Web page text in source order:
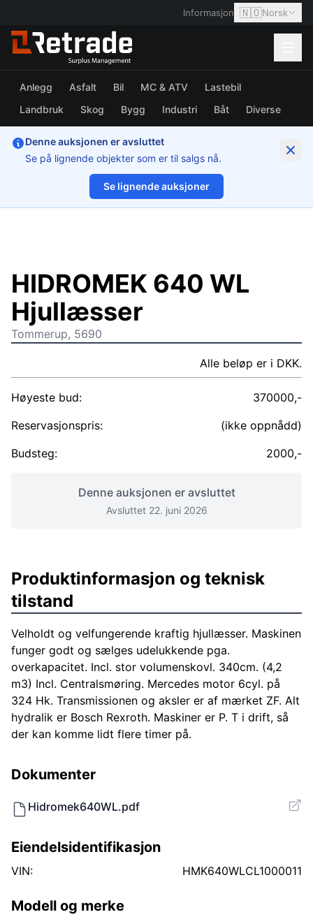
Informasjon 🇳🇴Norsk
Anlegg Asfalt Bil MC & ATV
Lastebil
Landbruk
Skog Bygg Industri Båt Diverse
Denne auksjonen er avsluttet
Se på lignende objekter som er til salgs nå.
Se lignende auksjoner
1/59
HIDROMEK 640 WL
Hjullæsser
Tommerup, 5690
Alle beløp er i DKK.
Høyeste bud:
370000,-
Reservasjonspris:
(ikke oppnådd)
Budsteg:
2000,-
Denne auksjonen er avsluttet
Avsluttet 22. juni 2026
Produktinformasjon og teknisk
tilstand
Velholdt og velfungerende kraftig hjullæsser. Maskinen
funger godt og sælges udelukkende pga.
overkapacitet. Incl. stor volumenskovl. 340cm. (4,2
m3) Incl. Centralsmøring. Mercedes motor 6cyl. på
324 Hk. Transmissionen og aksler er af mærket ZF. Alt
hydralik er Bosch Rexroth. Maskiner er P. T i drift, så
der kan komme lidt flere timer på.
Dokumenter
Hidromek640WL.pdf
Eiendelsidentifikasjon
VIN: HMK640WLCL1000011
Modell og merke